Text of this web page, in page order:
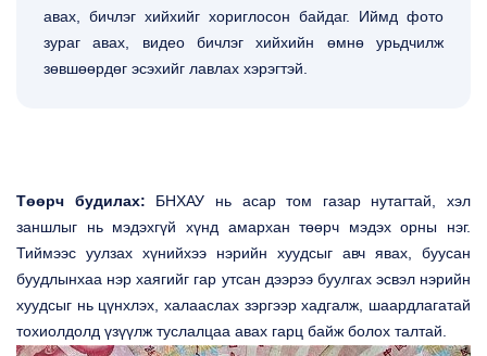
авах, бичлэг хийхийг хориглосон байдаг. Иймд фото
зураг авах, видео бичлэг хийхийн өмнө урьдчилж
зөвшөөрдөг эсэхийг лавлах хэрэгтэй.
Төөрч будилах: БНХАУ нь асар том газар нутагтай, хэл
заншлыг нь мэдэхгүй хүнд амархан төөрч мэдэх орны нэг.
Тиймээс уулзах хүнийхээ нэрийн хуудсыг авч явах, буусан
буудлынхаа нэр хаягийг гар утсан дээрээ буулгах эсвэл нэрийн
хуудсыг нь цүнхлэх, халааслах зэргээр хадгалж, шаардлагатай
тохиолдолд үзүүлж туслалцаа авах гарц байж болох талтай.